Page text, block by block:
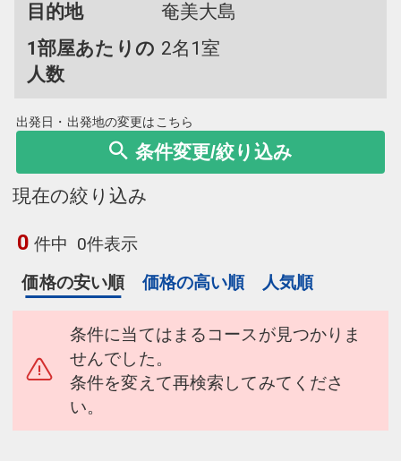
目的地
奄美大島
1部屋あたりの
人数
2名1室
出発日・出発地の変更はこちら
条件変更/絞り込み
現在の絞り込み
0 件中 0件表示
価格の安い順
価格の高い順 人気順
条件に当てはまるコースが見つかりま
せんでした。
条件を変えて再検索してみてくださ
い。